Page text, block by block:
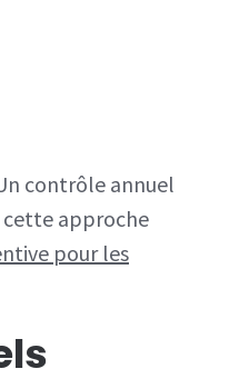
contrôle annuel
cette approche
pour les